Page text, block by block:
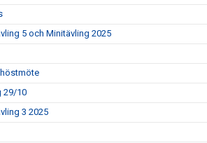
5 och Minitävling 2025
29/10
3 2025